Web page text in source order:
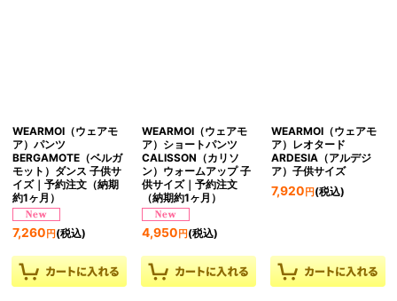
WEARMOI（ウェアモ
ア）パンツ
BERGAMOTE（ベルガ
モット）ダンス 子供サ
イズ｜予約注文（納期
約1ヶ月）
7,260 円 (税込)
WEARMOI（ウェアモ
ア）ショートパンツ
CALISSON（カリソ
ン）ウォームアップ 子
供サイズ｜予約注文
（納期約1ヶ月）
4,950 円(税込)
WEARMOI（ウェアモ
ア）レオタード
ARDESIA（アルデジ
ア）子供サイズ
7,920 円(税込)